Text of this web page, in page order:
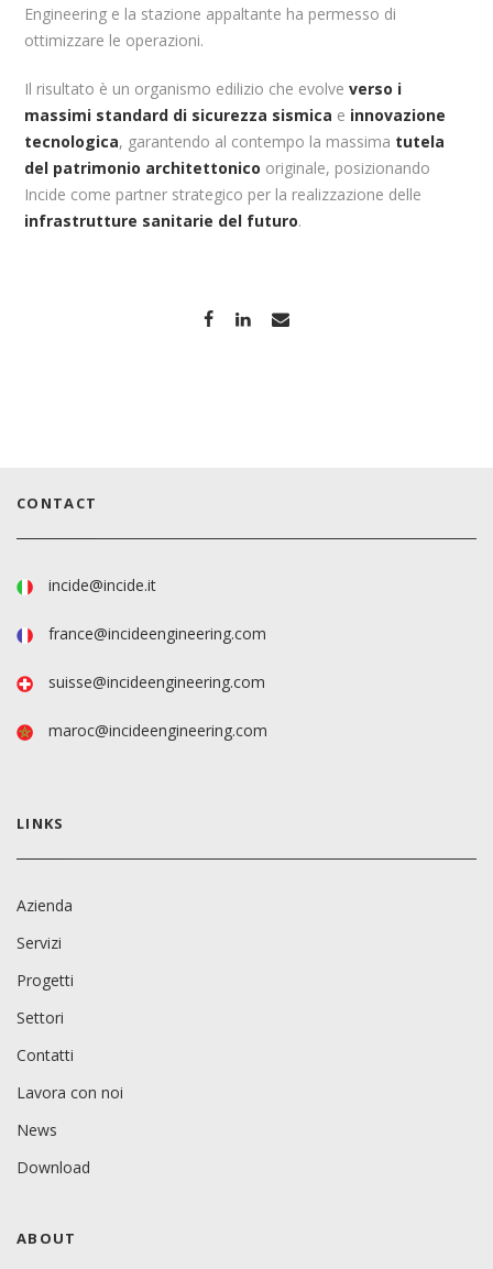
Engineering e la stazione appaltante ha permesso di
ottimizzare le operazioni.
Il risultato è un organismo edilizio che evolve verso i
massimi standard di sicurezza sismica e innovazione
tecnologica, garantendo al contempo la massima tutela
del patrimonio architettonico originale, posizionando
Incide come partner strategico per la realizzazione delle
infrastrutture sanitarie del futuro.
CONTACT
incide@incide.it
france@incideengineering.com
suisse@incideengineering.com
maroc@incideengineering.com
LINKS
Azienda
Servizi
Progetti
Settori
Contatti
Lavora con noi
News
Download
ABOUT